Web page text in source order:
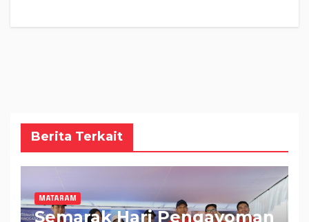
Berita Terkait
MATARAM
Semarak Hari Pengayoman